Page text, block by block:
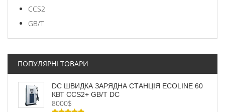
CCS2
GB/T
ПОПУЛЯРНІ ТОВАРИ
DC ШВИДКА ЗАРЯДНА СТАНЦІЯ ECOLINE 60
КВТ CCS2+ GB/T DC
8000$